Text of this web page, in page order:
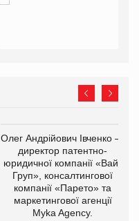
Олег Андрійович Івченко —
директор патентно-
юридичної компанії «Вайз
Груп», консалтингової
компанії «Парето» та
маркетингової агенції
Myka Agency.